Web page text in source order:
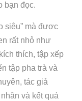
bạn đọc.
siêu” mà được
rất nhỏ như
thích, tập xếp
tập pha trà và
tác giả
và kết quả